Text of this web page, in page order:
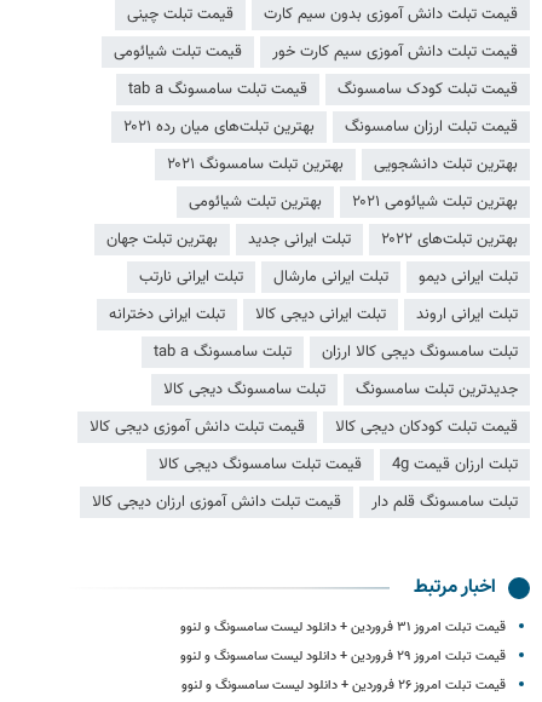
قیمت تبلت دانش آموزی بدون سیم کارت
قیمت تبلت چینی
قیمت تبلت دانش آموزی سیم کارت خور
قیمت تبلت شیائومی
قیمت تبلت کودک سامسونگ
قیمت تبلت سامسونگ tab a
قیمت تبلت ارزان سامسونگ
بهترین تبلت‌های میان رده ۲۰۲۱
بهترین تبلت دانشجویی
بهترین تبلت سامسونگ ۲۰۲۱
بهترین تبلت شیائومی ۲۰۲۱
بهترین تبلت شیائومی
بهترین تبلت‌های ۲۰۲۲
تبلت ایرانی جدید
بهترین تبلت جهان
تبلت ایرانی دیمو
تبلت ایرانی مارشال
تبلت ایرانی نارتب
تبلت ایرانی اروند
تبلت ایرانی دیجی کالا
تبلت ایرانی دخترانه
تبلت سامسونگ دیجی کالا ارزان
تبلت سامسونگ tab a
جدیدترین تبلت سامسونگ
تبلت سامسونگ دیجی کالا
قیمت تبلت کودکان دیجی کالا
قیمت تبلت دانش آموزی دیجی کالا
تبلت ارزان قیمت 4g
قیمت تبلت سامسونگ دیجی کالا
تبلت سامسونگ قلم دار
قیمت تبلت دانش آموزی ارزان دیجی کالا
اخبار مرتبط
قیمت تبلت امروز ۳۱ فروردین + دانلود لیست سامسونگ و لنوو
قیمت تبلت امروز ۲۹ فروردین + دانلود لیست سامسونگ و لنوو
قیمت تبلت امروز ۲۶ فروردین + دانلود لیست سامسونگ و لنوو